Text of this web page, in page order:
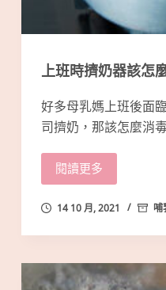
上班時擠奶器該怎
好多母乳媽上班後面
司擠奶，那該怎麼消
閱讀更多
14 10 月, 2021